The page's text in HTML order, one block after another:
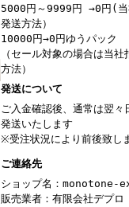
5000円～9999円 →0円(当
発送方法）
10000円→0円ゆうパック
（セール対象の場合は当
方法）
発送について
ご入金確認後、通常は翌
発送いたします
※受注状況により前後致し
ご連絡先
ショップ名：monotone-
販売業者：有限会社デプロ